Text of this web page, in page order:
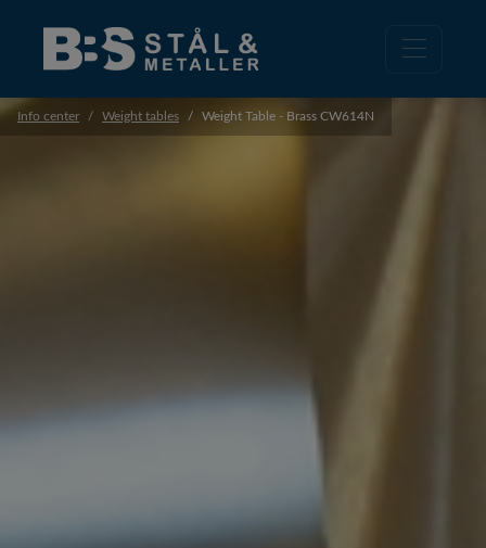
Info center Weight tables Weight Table - Brass CW614N